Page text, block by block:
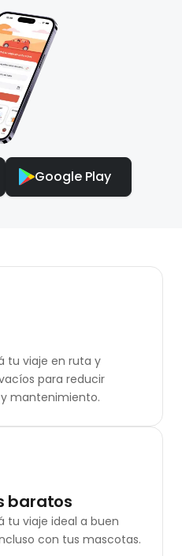
Google Play
tu viaje en ruta y
para reducir
mantenimiento.
baratos
tu viaje ideal a buen
con tus mascotas.